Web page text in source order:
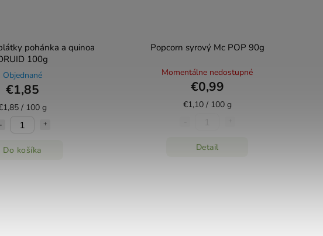
pohánka a quinoa
100g
Objednané
€1,85
/ 100 g
Do košíka
Popcorn syrový Mc POP 90g
Momentálne nedostupné
€0,99
€1,10 / 100 g
Detail